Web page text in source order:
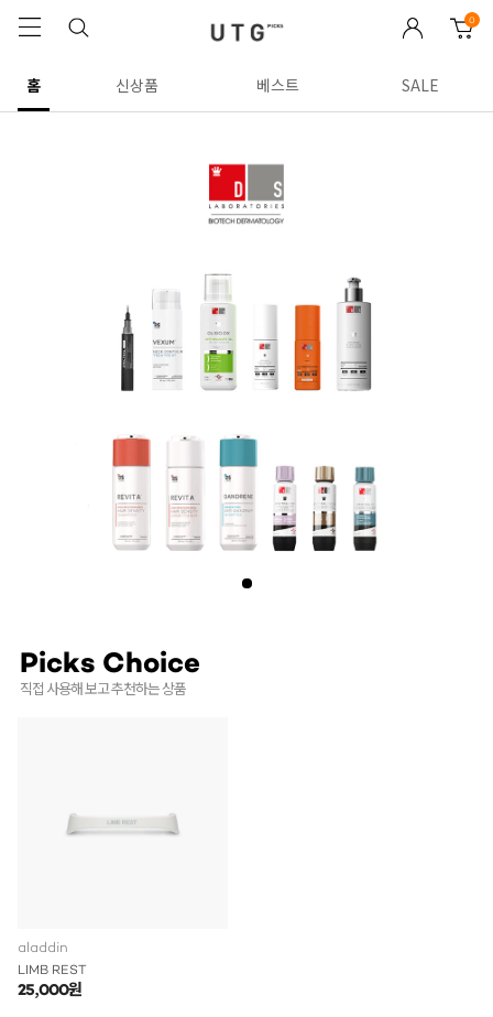
0
홈 신상품 베스트 SALE
Picks Choice
직접 사용해 보고 추천하는 상품
aladdin
LIMB REST
25,000원